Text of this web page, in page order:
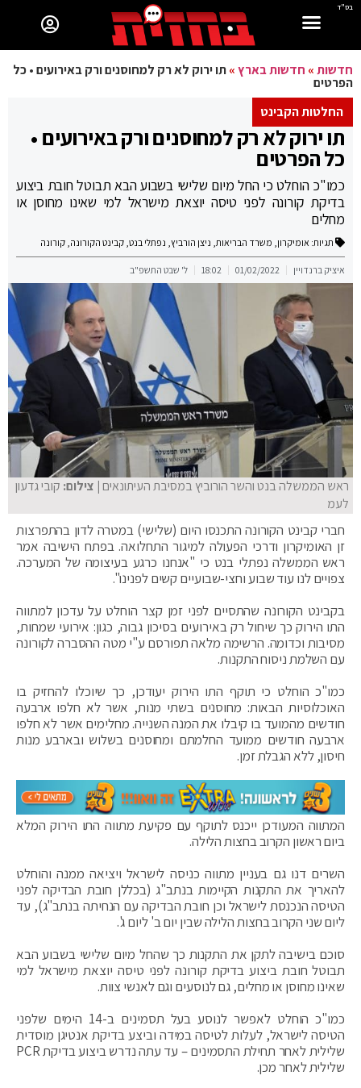
בס"ד
חדשות» חדשות בארץ»תו ירוק לא רק למחוסנים ורק באירועים • כל
הפרטים
החלטות הקבינט
תו ירוק לא רק למחוסנים ורק באירועים •
כל הפרטים
כמו"כ הוחלט כי החל מיום שלישי בשבוע הבא תבוטל חובת ביצוע
בדיקת קורונה לפני טיסה יוצאת מישראל למי שאינו מחוסן או
מחלים
תגיות: אומיקרון, משרד הבריאות, ניצן הורביץ, נפתלי בנט, קבינט הקורונה, קורונה
איציק ברנדויין 01/02/2022
18:02 ל' שבט התשפ"ב
ראש הממשלה בנט והשר הורוביץ במסיבת העיתונאים | צילום: קובי גדעון
לעמ
חברי קבינט הקורונה התכנסו היום (שלישי) במטרה לדון בהתפרצות
זן האומיקרון ודרכי הפעולה למיגור התחלואה. בפתח הישיבה אמר
ראש הממשלה נפתלי בנט כי "אנחנו כרגע בעיצומה של המערכה.
צפויים לנו עוד שבוע וחצי-שבועיים קשים לפנינו".
בקבינט הקורונה שהתסיים לפני זמן קצר הוחלט על עדכון למתווה
התו הירוק כך שיחול רק באירועים בסיכון גבוה, כגון: אירועי שמחות,
מסיבות וכדומה. הרשימה מלאה תפורסם ע"י מטה ההסברה לקורונה
עם השלמת ניסוח התקנות.
כמו"כ הוחלט כי תוקף התו הירוק יעודכן, כך שיוכלו להחזיק בו
האוכלוסיות הבאות: מחוסנים בשתי מנות, אשר לא חלפו ארבעה
חודשים מהמועד בו קיבלו את המנה השנייה. מחלימים אשר לא חלפו
ארבעה חודשים ממועד החלמתם ומחוסנים בשלוש ובארבע מנות
חיסון, ללא הגבלת זמן.
המתווה המעודכן ייכנס לתוקף עם פקיעת מתווה התו הירוק המלא
ביום ראשון הקרוב בחצות הלילה.
השרים דנו גם בעניין מתווה כניסה לישראל ויציאה ממנה והוחלט
להאריך את התקנות הקיימות בנתב"ג (בכללן חובת הבדיקה לפני
הטיסה הנכנסת לישראל וכן חובת הבדיקה עם הנחיתה בנתב"ג), עד
ליום שני הקרוב בחצות הלילה שבין יום ב' ליום ג'.
סוכם בישיבה לתקן את התקנות כך שהחל מיום שלישי בשבוע הבא
תבוטל חובת ביצוע בדיקת קורונה לפני טיסה יוצאת מישראל למי
שאינו מחוסן או מחלים, גם לנוסעים וגם לאנשי צוות.
כמו"כ הוחלט לאפשר לנוסע בעל תסמינים ב-14 הימים שלפני
הטיסה לישראל, לעלות לטיסה במידה וביצע בדיקת אנטיגן מוסדית
שלילית לאחר תחילת התסמינים – עד עתה נדרש ביצוע בדיקת PCR
שלילית לאחר מכן.